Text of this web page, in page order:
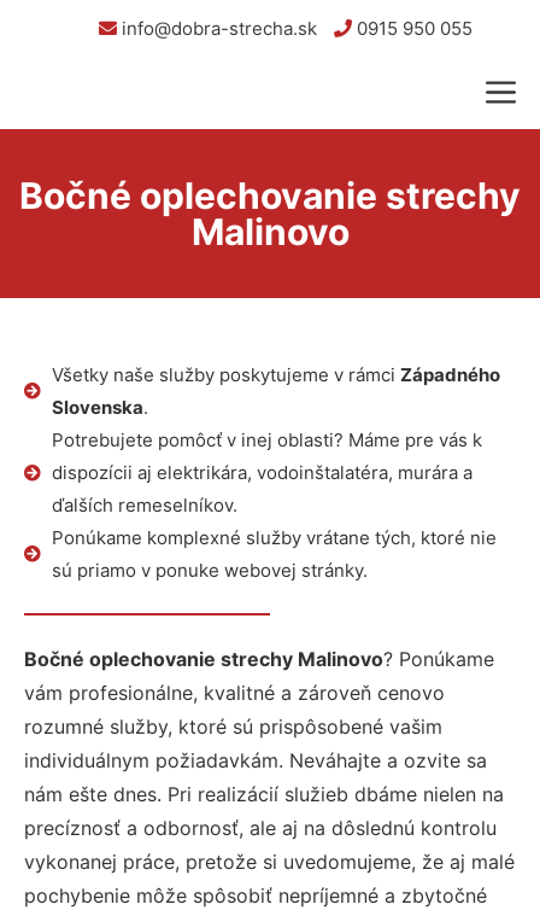
info@dobra-strecha.sk 0915 950 055
Bočné oplechovanie strechy
Malinovo
Všetky naše služby poskytujeme v rámci Západného
Slovenska.
Potrebujete pomôcť v inej oblasti? Máme pre vás k
dispozícii aj elektrikára, vodoinštalatéra, murára a
ďalších remeselníkov.
Ponúkame komplexné služby vrátane tých, ktoré nie
sú priamo v ponuke webovej stránky.
Bočné oplechovanie strechy Malinovo? Ponúkame
vám profesionálne, kvalitné a zároveň cenovo
rozumné služby, ktoré sú prispôsobené vašim
individuálnym požiadavkám. Neváhajte a ozvite sa
nám ešte dnes. Pri realizácií služieb dbáme nielen na
precíznosť a odbornosť, ale aj na dôslednú kontrolu
vykonanej práce, pretože si uvedomujeme, že aj malé
pochybenie môže spôsobiť nepríjemné a zbytočné